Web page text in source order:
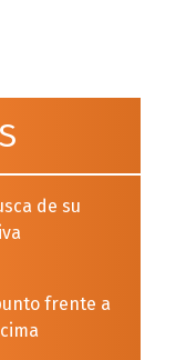
de su
frente a